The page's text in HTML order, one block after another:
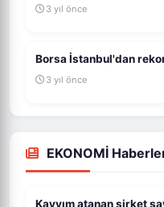
3 yıl önce
Borsa İstanbul'dan
3 yıl önce
EKONOMİ
Kayyım atanan şirket